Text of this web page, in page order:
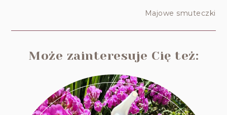
Majowe smuteczki
Może zainteresuje Cię też: